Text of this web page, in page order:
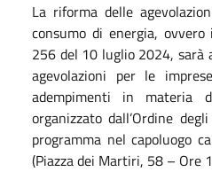
La riforma delle
consumo di energia,
256 del 10 luglio 2024, sarà
agevolazioni per le
adempimenti in materia
organizzato dall’Ordine
programma nel capoluogo
(Piazza dei Martiri, 58 – Ore